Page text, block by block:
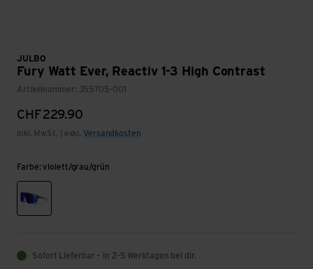
JULBO
Fury Watt Ever, Reactiv 1-3 High Contrast
Artikelnummer: 355705-001
CHF229.90
inkl. MwSt. | exkl. Versandkosten
Farbe: violett/grau/grün
violett/grau/grün
Sofort Lieferbar – in 2-5 Werktagen bei dir.